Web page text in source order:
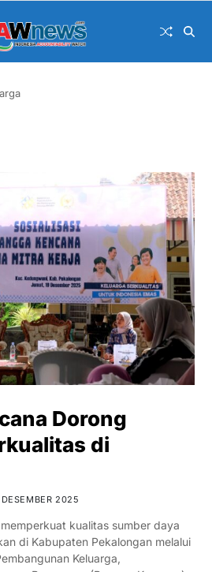
Dorong
di
DESEMBER 2025
kualitas sumber daya
di Kabupaten Pekalongan melalui
Keluarga,